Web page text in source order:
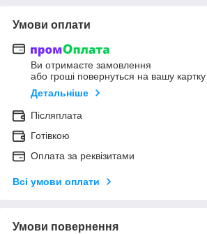
Умови оплати
Ви отримаєте замовлення
або гроші повернуться на вашу картку
Детальніше
Післяплата
Готівкою
Оплата за реквізитами
Всі умови оплати
Умови повернення